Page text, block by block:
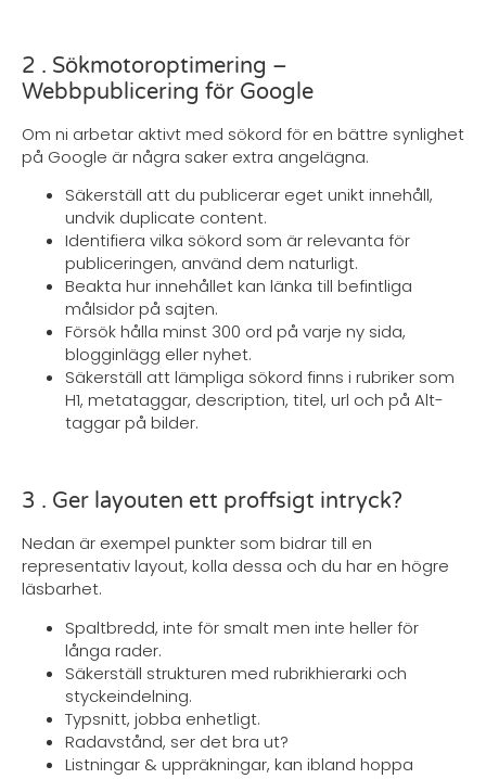
2 . Sökmotoroptimering –
Webbpublicering för Google
Om ni arbetar aktivt med sökord för en bättre synlighet
på Google är några saker extra angelägna.
Säkerställ att du publicerar eget unikt innehåll,
undvik duplicate content.
Identifiera vilka sökord som är relevanta för
publiceringen, använd dem naturligt.
Beakta hur innehållet kan länka till befintliga
målsidor på sajten.
Försök hålla minst 300 ord på varje ny sida,
blogginlägg eller nyhet.
Säkerställ att lämpliga sökord finns i rubriker som
H1, metataggar, description, titel, url och på Alt-
taggar på bilder.
3 . Ger layouten ett proffsigt intryck?
Nedan är exempel punkter som bidrar till en
representativ layout, kolla dessa och du har en högre
läsbarhet.
Spaltbredd, inte för smalt men inte heller för
långa rader.
Säkerställ strukturen med rubrikhierarki och
styckeindelning.
Typsnitt, jobba enhetligt.
Radavstånd, ser det bra ut?
Listningar & uppräkningar, kan ibland hoppa